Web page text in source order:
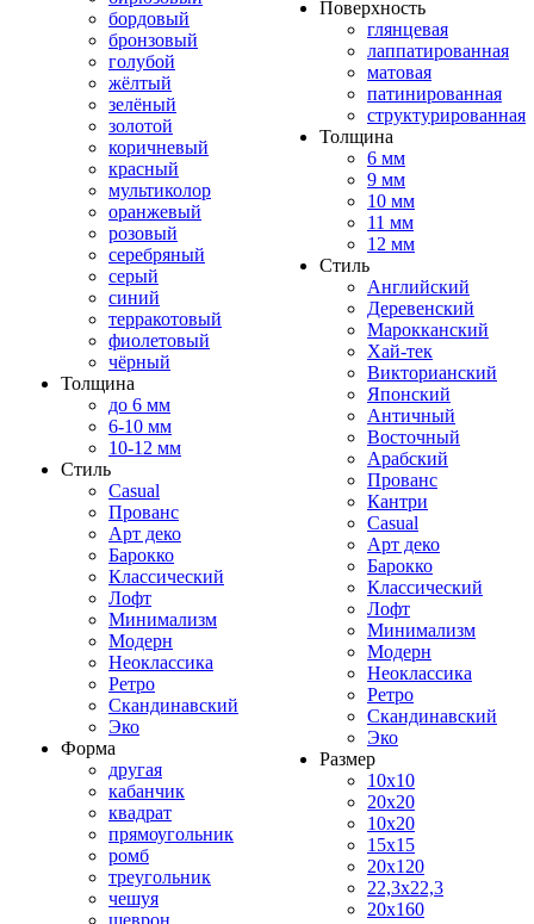
бордовый
бронзовый
голубой
жёлтый
зелёный
золотой
коричневый
красный
мультиколор
оранжевый
розовый
серебряный
серый
синий
терракотовый
фиолетовый
чёрный
Толщина
до 6 мм
6-10 мм
10-12 мм
Стиль
Casual
Прованс
Арт деко
Барокко
Классический
Лофт
Минимализм
Модерн
Неоклассика
Ретро
Скандинавский
Эко
Форма
другая
кабанчик
квадрат
прямоугольник
ромб
треугольник
чешуя
шеврон
Поверхность
глянцевая
лаппатированная
матовая
патинированная
структурированная
Толщина
6 мм
9 мм
10 мм
11 мм
12 мм
Стиль
Английский
Деревенский
Марокканский
Хай-тек
Викторианский
Японский
Античный
Восточный
Арабский
Прованс
Кантри
Casual
Арт деко
Барокко
Классический
Лофт
Минимализм
Модерн
Неоклассика
Ретро
Скандинавский
Эко
Размер
10x10
20x20
10x20
15x15
20x120
22,3x22,3
20x160